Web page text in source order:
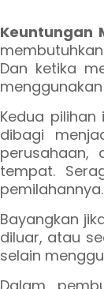
Keuntungan
Dan ketika
Kedua
dibagi
tempat.
pemilahannya.
Bayangkan
diluar, atau
selain